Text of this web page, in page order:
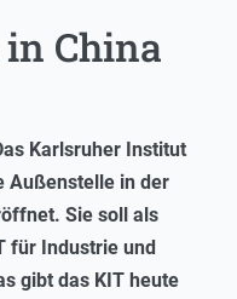
China
Karlsruher Institut
Außenstelle in der
Sie soll als
für Industrie und
gibt das KIT heute